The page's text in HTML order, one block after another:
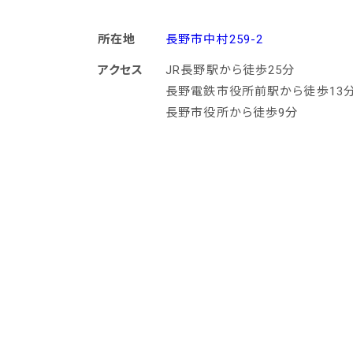
所在地 長野市中村259-2
アクセス
JR長野駅から徒歩25分
長野電鉄市役所前駅から徒歩13
長野市役所から徒歩9分